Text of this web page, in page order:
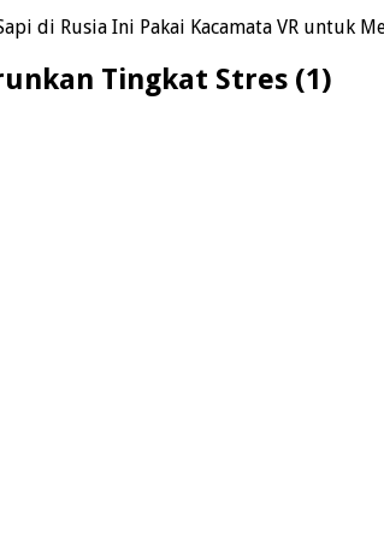
di Rusia Ini Pakai Kacamata VR untuk
Tingkat Stres (1)